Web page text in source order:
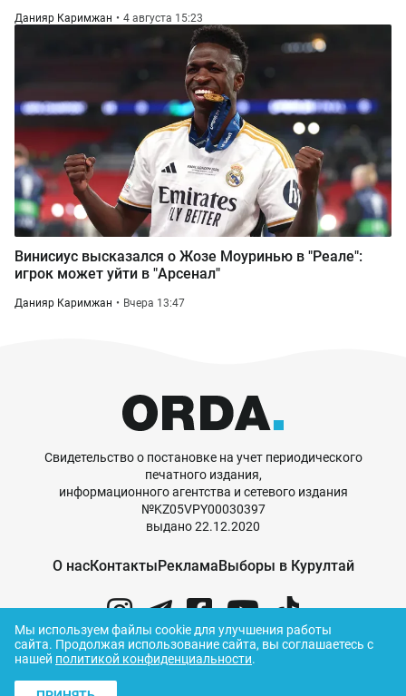
Данияр Каримжан 4 августа 15:23
Винисиус высказался о Жозе Моуринью в "Реале":
игрок может уйти в "Арсенал"
Данияр Каримжан Вчера 13:47
Свидетельство о постановке на учет периодического
печатного издания,
информационного агентства и сетевого издания
№KZ05VPY00030397
выдано 22.12.2020
О насКонтактыРекламаВыборы в Курултай
© ORDA,2026.Правила использования
Мы используем файлы cookie для улучшения работы
сайта. Продолжая использование сайта, вы соглашаетесь с
нашей политикой конфиденциальности.